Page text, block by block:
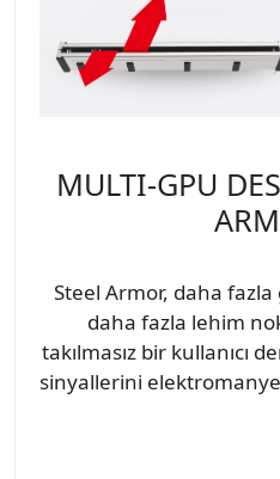
MULTI-GPU
Steel Armor, daha
daha fazla lehim
takılmasız bir kullanıcı
sinyallerini